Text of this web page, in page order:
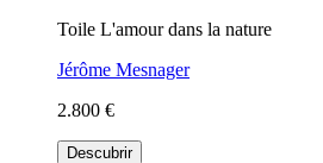
Toile L'amour dans la nature
Jérôme Mesnager
2.800 €
Descubrir